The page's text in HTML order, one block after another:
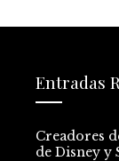
Entradas
Creadores
de Disney y